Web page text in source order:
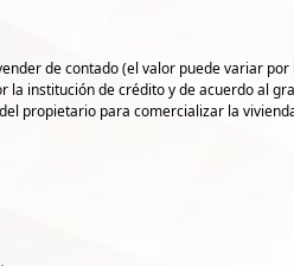
de contado (el valor puede variar
la institución de crédito y de acuerdo al
propietario para comercializar la